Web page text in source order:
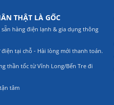
THẬT LÀ GỐC
hàng điện lạnh & gia dụng thông
tại chỗ - Hài lòng mới thanh toán.
thần tốc từ Vĩnh Long/Bến Tre đi
tâm